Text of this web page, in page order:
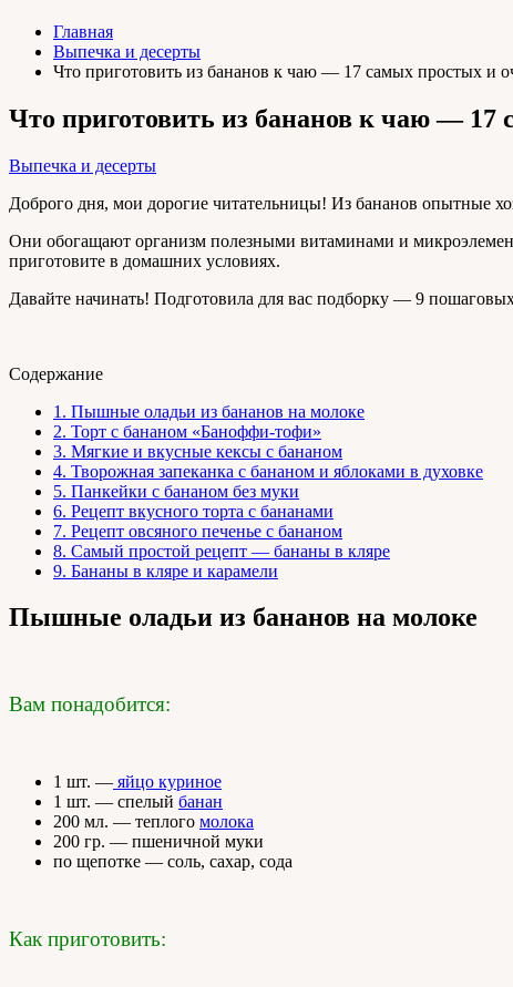
Главная
Выпечка и десерты
Что приготовить из бананов к чаю — 17 самых простых и
Что приготовить из бананов к чаю — 17
Выпечка и десерты
Доброго дня, мои дорогие читательницы! Из бананов опытные
Они обогащают организм полезными витаминами и
приготовите в домашних условиях.
Давайте начинать! Подготовила для вас подборку — 9
Содержание
1. Пышные оладьи из бананов на молоке
2. Торт с бананом «Баноффи-тофи»
3. Мягкие и вкусные кексы с бананом
4. Творожная запеканка с бананом и яблоками в духовке
5. Панкейки с бананом без муки
6. Рецепт вкусного торта с бананами
7. Рецепт овсяного печенье с бананом
8. Самый простой рецепт — бананы в кляре
9. Бананы в кляре и карамели
Пышные оладьи из бананов на молоке
Вам понадобится:
1 шт. — яйцо куриное
1 шт. — спелый банан
200 мл. — теплого молока
200 гр. — пшеничной муки
по щепотке — соль, сахар, сода
Как приготовить: